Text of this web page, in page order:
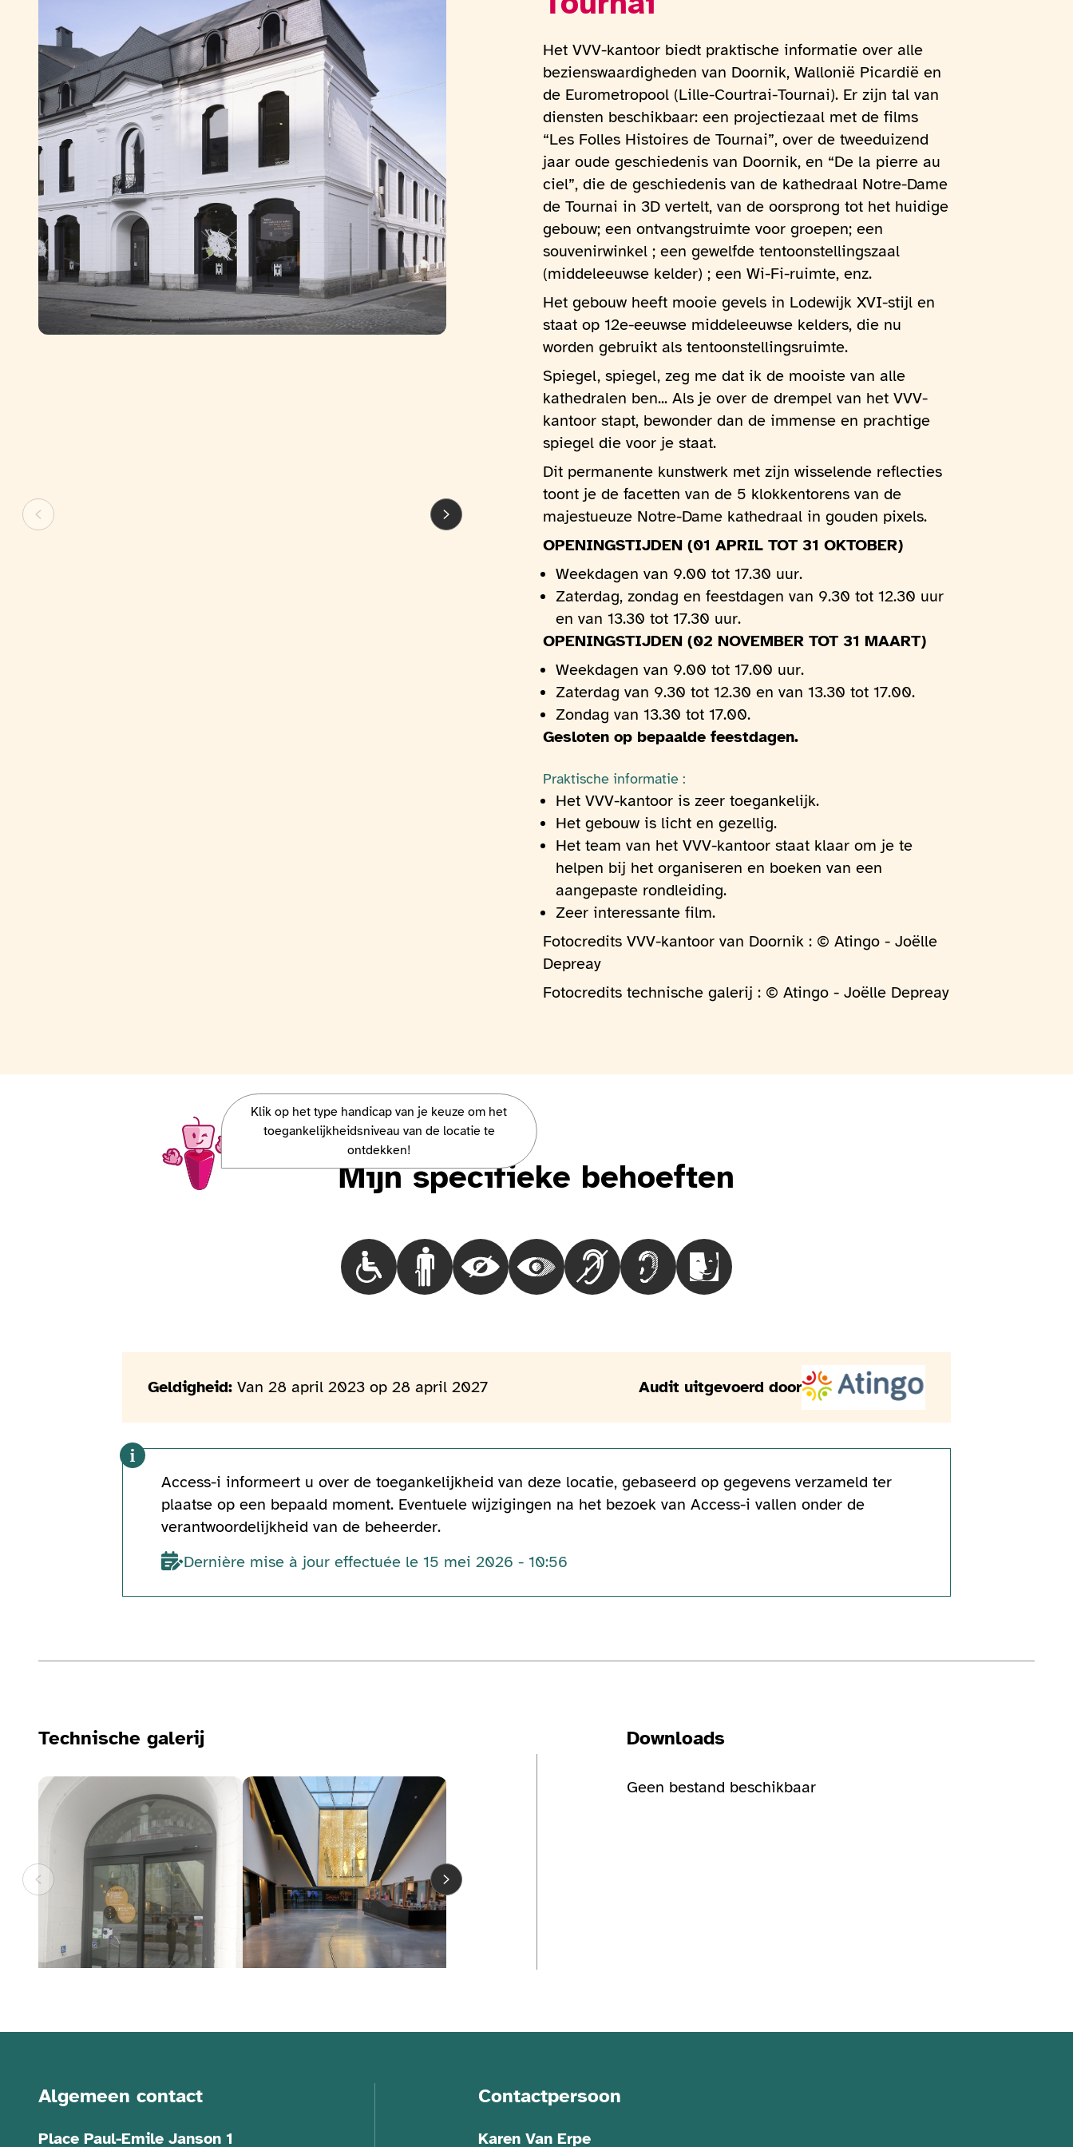
Het VVV-kantoor biedt praktische informatie over alle
bezienswaardigheden van Doornik, Wallonië Picardië en
de Eurometropool (Lille-Courtrai-Tournai). Er zijn tal van
diensten beschikbaar: een projectiezaal met de films
“Les Folles Histoires de Tournai”, over de tweeduizend
jaar oude geschiedenis van Doornik, en “De la pierre au
ciel”, die de geschiedenis van de kathedraal Notre-Dame
de Tournai in 3D vertelt, van de oorsprong tot het huidige
gebouw; een ontvangstruimte voor groepen; een
souvenirwinkel ; een gewelfde tentoonstellingszaal
(middeleeuwse kelder) ; een Wi-Fi-ruimte, enz.
Het gebouw heeft mooie gevels in Lodewijk XVI-stijl en
staat op 12e-eeuwse middeleeuwse kelders, die nu
worden gebruikt als tentoonstellingsruimte.
Spiegel, spiegel, zeg me dat ik de mooiste van alle
kathedralen ben... Als je over de drempel van het VVV-
kantoor stapt, bewonder dan de immense en prachtige
spiegel die voor je staat.
Dit permanente kunstwerk met zijn wisselende reflecties
toont je de facetten van de 5 klokkentorens van de
majestueuze Notre-Dame kathedraal in gouden pixels.
OPENINGSTIJDEN (01 APRIL TOT 31 OKTOBER)
Weekdagen van 9.00 tot 17.30 uur.
Zaterdag, zondag en feestdagen van 9.30 tot 12.30 uur
en van 13.30 tot 17.30 uur.
OPENINGSTIJDEN (02 NOVEMBER TOT 31 MAART)
Weekdagen van 9.00 tot 17.00 uur.
Zaterdag van 9.30 tot 12.30 en van 13.30 tot 17.00.
Zondag van 13.30 tot 17.00.
Gesloten op bepaalde feestdagen.
Praktische informatie :
Het VVV-kantoor is zeer toegankelijk.
Het gebouw is licht en gezellig.
Het team van het VVV-kantoor staat klaar om je te
helpen bij het organiseren en boeken van een
aangepaste rondleiding.
Zeer interessante film.
Fotocredits VVV-kantoor van Doornik : © Atingo - Joëlle
Depreay
Fotocredits technische galerij : © Atingo - Joëlle Depreay
Mijn specifieke behoeften
Klik op het type handicap van je keuze om het
toegankelijkheidsniveau van de locatie te
ontdekken!
Charlie, la mascotte Access-i, veut vous parler !
Choisir le besoinMensen in een rolstoel
Choisir le besoinMensen met loopproblemen
Choisir le besoinBlinde mensen
Choisir le besoinMensen met een visuele beperking
Choisir le besoinDove mensen
Choisir le besoinMensen met een gehoorbeperking
Choisir le besoinMensen met begripproblemen
Geldigheid: Van 28 april 2023 op 28 april 2027 Audit uitgevoerd door
Access-i informeert u over de toegankelijkheid van deze locatie, gebaseerd op gegevens verzameld ter
plaatse op een bepaald moment. Eventuele wijzigingen na het bezoek van Access-i vallen onder de
verantwoordelijkheid van de beheerder.
Dernière mise à jour effectuée le 15 mei 2026 - 10:56
Technische galerij
Bekijk de fotogalerij Bekijk de fotogalerij Bekijk de fotogalerij
Downloads
Geen bestand beschikbaar
Contactgegevens
Algemeen contact
Place Paul-Emile Janson 1
Contactpersoon
Karen Van Erpe